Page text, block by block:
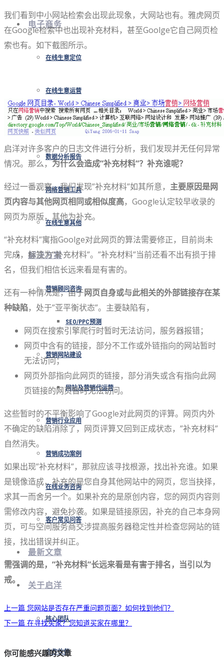
电子商务
在线生意定位
在线生意运营
移动社交电商
数据分析报告
网络营销工具
在线生意其他
解决方案
营销顾问咨询
SEO/PPC预测
营销网站建设
网站及营销代运营
营销行业应用
营销成功案例
在线业务咨询
客户常见问答
最新文章
关于启洋
核心团队
合作伙伴
我们看到中小网站检索会出现此现象，大网站也有。雅虎网页
在Google检索中也出现补充材料，甚至Goolge它自己网页检
索也有。如下截图所示。
启洋对许多客户的日志文件进行分析，我们发现并无任何异常
情况。那么，为什么会造成”补充材料”？补充谁呢？
经过一番观察，我们发现”补充材料”如其所意， 主要原因是网
页内容与其他网页相同或相似度高，Google认定较早收录的
网页为原版，其他为补充。
“补充材料”寓指Goolge对此网页的算法需要修正，目前尚未
完成，标签为”补充材料”。”补充材料”当前还看不出有损于排
名，但我们相信长远来看是有害的。
还有一种情况是，由于网页自身或与此相关的外部链接存在某
种缺陷，处于”亚平衡状态”。主要缺陷有，
网页在搜索引擎爬行时暂时无法访问，服务器报错；
网页中含有的链接，部分不工作或外链指向的网站暂时
无法访问；
网页外部指向此网页的链接，部分消失或含有指向此网
页链接的网页暂时无法访问。
这些暂时的不平衡影响了Google对此网页的评算。网页内外
不确定的缺陷消除了，网页评算又回到正成状态，”补充材料”
自然消失。
如果出现”补充材料”，那就应该寻找根源，找出补充谁。如果
是镜像造成，补充的是您自身其他网站中的网页，您当抉择，
求其一而舍另一个。如果补充的是原创内容，您的网页内容则
需修改内容，避免抄袭。如果是链接原因，补充的自己本身网
页，可与空间服务商交涉提高服务器稳定性并检查您网站的链
接，找出错误并纠正。
需强调的是，”补充材料”长远来看是有害于排名，当引以为
戒。
上一篇 您网站是否存在严重问题页面？如何找到他们？
下一篇 在寻找买家？您知道买家在哪里？
你可能感兴趣的文章